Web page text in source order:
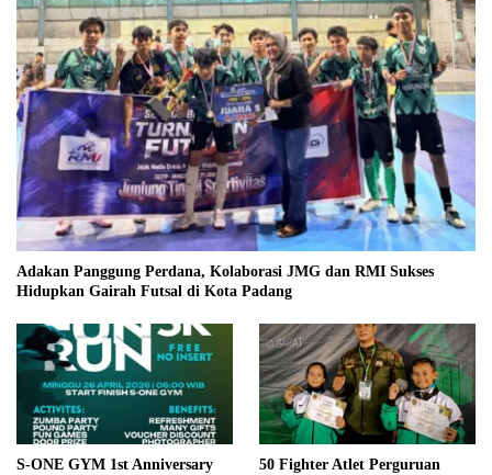
Adakan Panggung Perdana, Kolaborasi JMG dan RMI Sukses
Hidupkan Gairah Futsal di Kota Padang
S-ONE GYM 1st Anniversary
50 Fighter Atlet Perguruan